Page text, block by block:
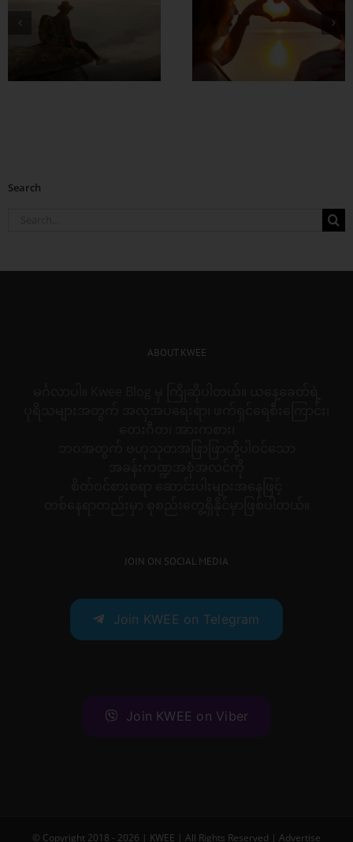
အချစ်တွေ ပိုတိုးလာ
Search
ABOUT KWEE
JOIN ON SOCIAL MEDIA
Join KWEE on Telegram
Join KWEE on Viber
© Copyright 2018 - 2026 | KWEE | All Rights Reserved | Advertise